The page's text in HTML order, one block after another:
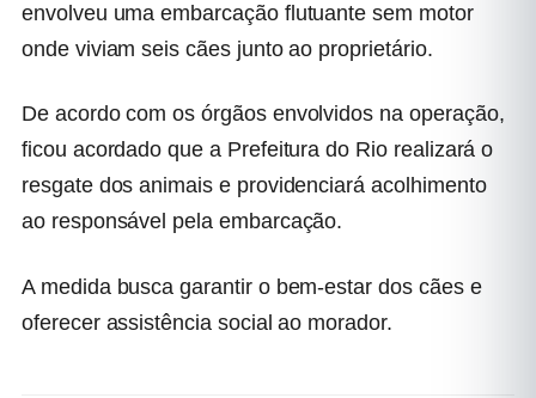
envolveu uma embarcação flutuante sem motor
onde viviam seis cães junto ao proprietário.
De acordo com os órgãos envolvidos na operação,
ficou acordado que a Prefeitura do Rio realizará o
resgate dos animais e providenciará acolhimento
ao responsável pela embarcação.
A medida busca garantir o bem-estar dos cães e
oferecer assistência social ao morador.